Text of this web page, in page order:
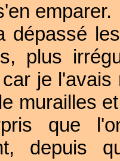
emparer.
dépassé
plus
je
murailles
que
depuis